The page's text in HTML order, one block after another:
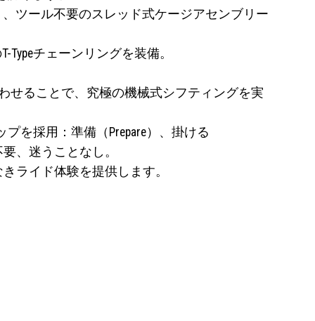
ツール不要のスレッド式ケージアセンブリー
チェーンリングを装備。
せることで、究極の機械式シフティングを実
を採用：準備（Prepare）、掛ける
、迷うことなし。
ライド体験を提供します。